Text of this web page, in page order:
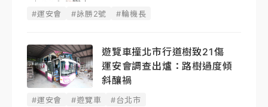
#運安會 #詠勝2號 #輪機長
遊覽車撞北市行道樹致21傷
運安會調查出爐：路樹過度傾
斜釀禍
#運安會 #遊覽車 #台北市